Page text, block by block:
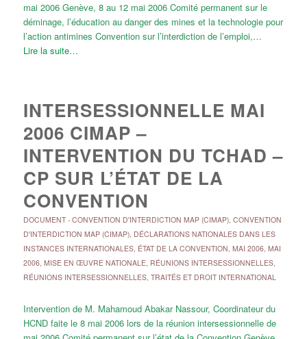
mai 2006 Genève, 8 au 12 mai 2006 Comité permanent sur le
déminage, l’éducation au danger des mines et la technologie pour
l’action antimines Convention sur l’interdiction de l’emploi,…
Lire la suite…
INTERSESSIONNELLE MAI
2006 CIMAP –
INTERVENTION DU TCHAD –
CP SUR L’ÉTAT DE LA
CONVENTION
DOCUMENT- CONVENTION D'INTERDICTION MAP (CIMAP), CONVENTION
D'INTERDICTION MAP (CIMAP), DÉCLARATIONS NATIONALES DANS LES
INSTANCES INTERNATIONALES, ÉTAT DE LA CONVENTION, MAI 2006, MAI
2006, MISE EN ŒUVRE NATIONALE, RÉUNIONS INTERSESSIONNELLES,
RÉUNIONS INTERSESSIONNELLES, TRAITÉS ET DROIT INTERNATIONAL
Intervention de M. Mahamoud Abakar Nassour, Coordinateur du
HCND faite le 8 mai 2006 lors de la réunion intersessionnelle de